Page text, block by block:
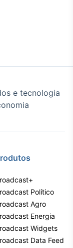
e tecnologia
Político
Agro
Energia
Widgets
Data Feed